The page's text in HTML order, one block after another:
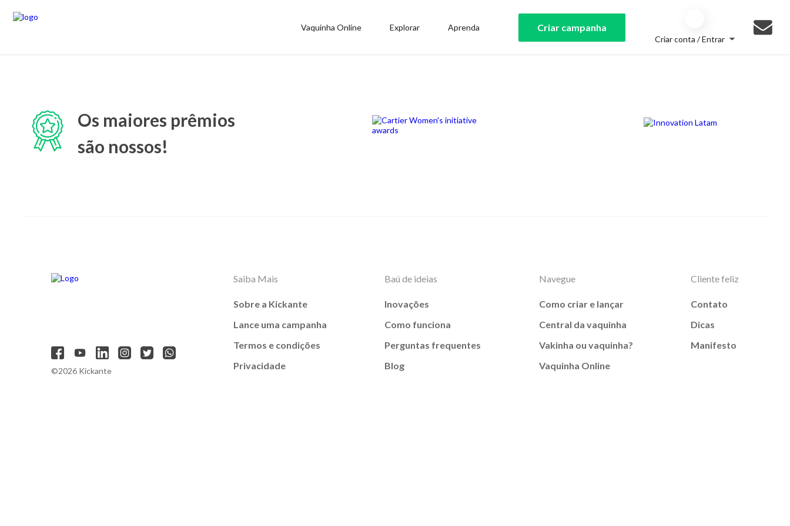
Vaquinha Online Explorar Aprenda Criar campanha
Criar conta / Entrar
Os maiores prêmios
são nossos!
©2026 Kickante
Saiba Mais
Sobre a Kickante
Lance uma campanha
Termos e condições
Privacidade
Baú de ideias
Inovações
Como funciona
Perguntas frequentes
Blog
Navegue
Como criar e lançar
Central da vaquinha
Vakinha ou vaquinha?
Vaquinha Online
Cliente feliz
Contato
Dicas
Manifesto